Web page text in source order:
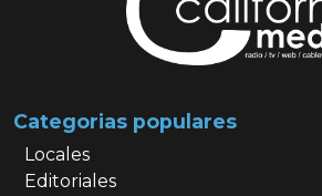
Categorias populares
Locales
Editoriales